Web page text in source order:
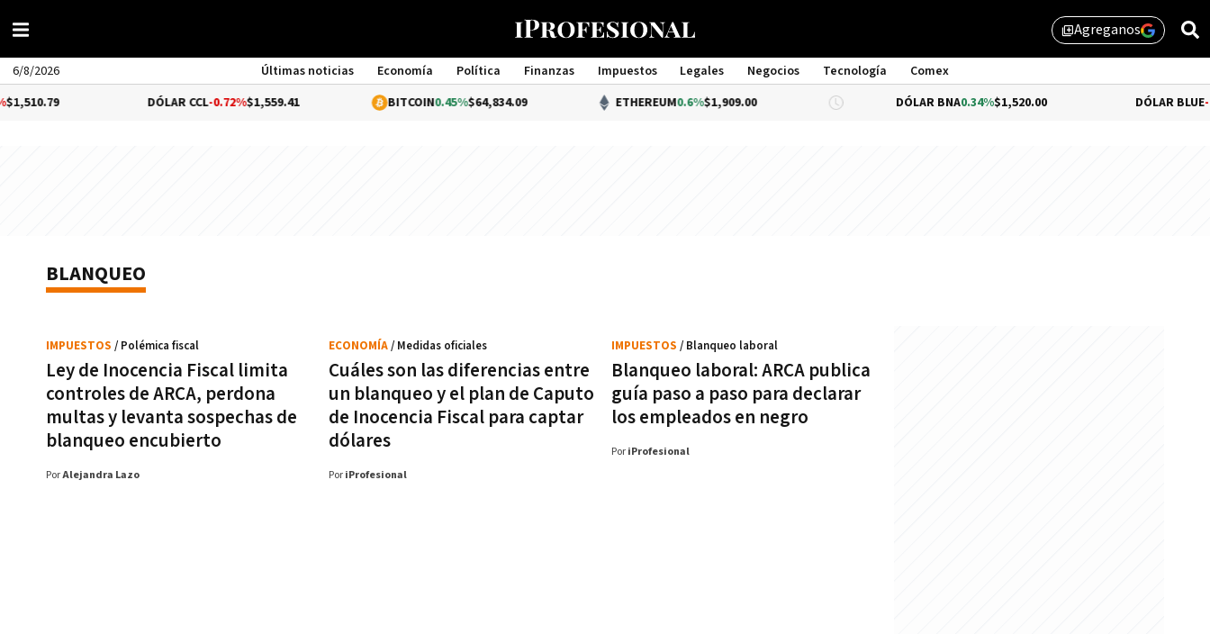
library_addAgreganos
6/8/2026 Últimas noticias Economía Política Finanzas Impuestos Legales Negocios Tecnología
Comex
Management
DÓLAR CCL-0.72%$1,559.41 BITCOIN0.45%$64,834.09 ETHEREUM0.6%$1,909.00 DÓLAR BNA0.34%$1,520.00 DÓLAR BLUE-0.33%
BLANQUEO
Ley de Inocencia Fiscal limita
controles de ARCA, perdona
multas y levanta sospechas de
blanqueo encubierto
IMPUESTOS / Polémica fiscal
PorAlejandra Lazo
Cuáles son las diferencias entre
un blanqueo y el plan de Caputo
de Inocencia Fiscal para captar
dólares
ECONOMÍA/ Medidas oficiales
Por iProfesional
Blanqueo laboral: ARCA publica
guía paso a paso para declarar
los empleados en negro
IMPUESTOS / Blanqueo laboral
Por iProfesional